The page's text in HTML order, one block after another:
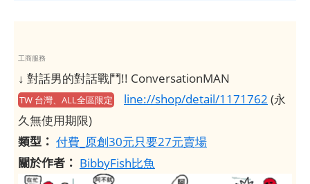
工商服務
↓ 對話男的對話戰鬥!! ConversationMAN
TW 台灣、ALL全區限定 line://shop/detail/1171762 (永
久無使用期限)
類型： 付費_原創30元只要27元賣場
關於作者： BibbyFish比魚